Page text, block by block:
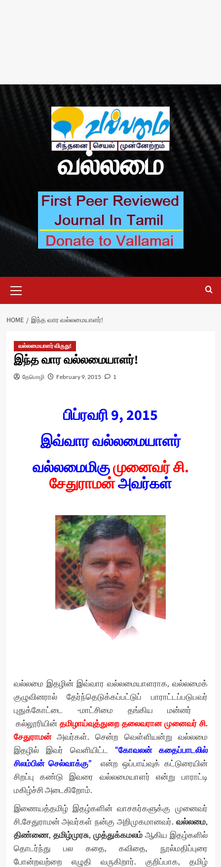
வல்லமை
Menu
HOME இந்த வார வல்லமையாளர்!
வல்லமையாளர் விருது!
இந்த வார வல்லமையாளர்!
தேமொழி February 9, 2015 1
பிப்ரவரி 9, 2015
இவ்வார வல்லமையாளர்
வல்லமைமிகுமு​னைவர் சி.​
சேதுராமன்அவர்கள்
வல்லமை இதழின் இவ்வார வல்லமையாளராக, வல்லமைக்
குழுவினரால் தேர்ந்தெடுக்கப்பட்டுப் பாராட்டப்படுபவர்
புதுக்​கோட்​டை -மாட்சி​மை தங்கிய மன்னர்
கல்லூரியின்தமிழாய்வுத்து​றை தலைவரான மு​னைவர் சி.​
சேதுராமன்அவர்கள். சென்ற வெள்ளியன்று வல்லமை
இதழில் இவர் வெளியிட்ட “கோவலன் கதைப்பாடலில்
சிலம்பின் செல்வாக்கு”
என்ற ஒப்பாய்வுக் கட்டுரையின்
சிறப்பு கண்டு இவரை வல்லமையாளர் என்று பாராட்டி
மகிழ்ச்சி அடைகிறோம்.
இணையத்தமிழ் இதழ்களின் வாசகர்களுக்கு மு​னைவர்
சி.​சேதுராமன் அவர்கள் நன்கு அறிமுகமானவர். வல்லமை,
திண்ணை, தமிழ்முரசு, முத்துக்கமலம்ஆகிய இதழ்களில்
தொடர்ந்து பல கதை, கவிதை, நூல்மதிப்புரை
போன்றவற்றை எழுதி வருகிறார். குறிப்பாக, தமிழ்